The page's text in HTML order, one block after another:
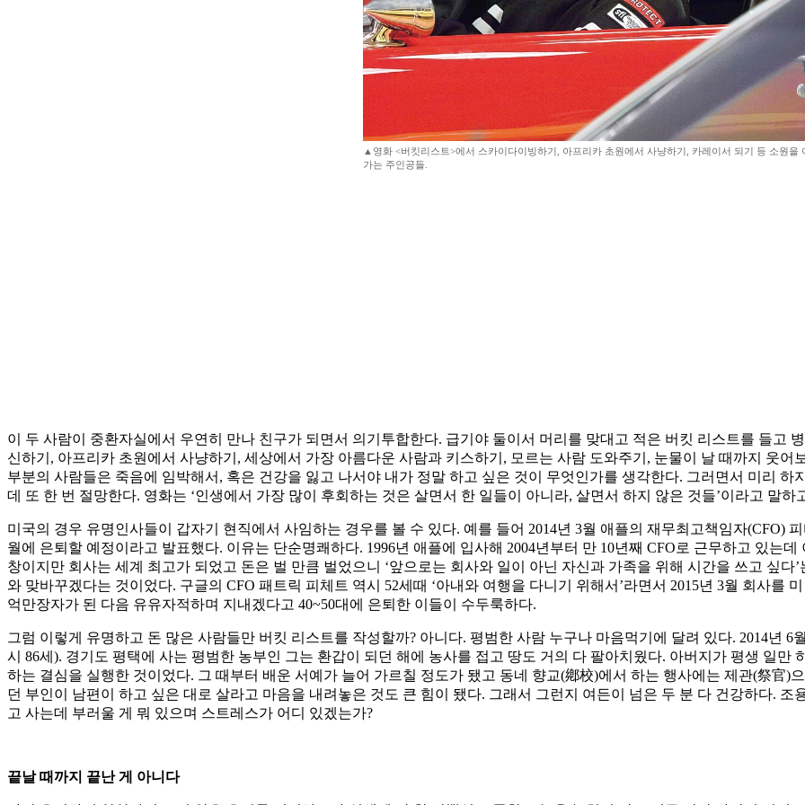
▲영화 <버킷리스트>에서 스카이다이빙하기, 아프리카 초원에서 사냥하기, 카레이서 되기 등 소원을
가는 주인공들.
이 두 사람이 중환자실에서 우연히 만나 친구가 되면서 의기투합한다. 급기야 둘이서 머리를 맞대고 적은 버킷 리스트를 들고
신하기, 아프리카 초원에서 사냥하기, 세상에서 가장 아름다운 사람과 키스하기, 모르는 사람 도와주기, 눈물이 날 때까지 웃어
부분의 사람들은 죽음에 임박해서, 혹은 건강을 잃고 나서야 내가 정말 하고 싶은 것이 무엇인가를 생각한다. 그러면서 미리
데 또 한 번 절망한다. 영화는 ‘인생에서 가장 많이 후회하는 것은 살면서 한 일들이 아니라, 살면서 하지 않은 것들’이라고 말하
미국의 경우 유명인사들이 갑자기 현직에서 사임하는 경우를 볼 수 있다. 예를 들어 2014년 3월 애플의 재무최고책임자(CFO)
월에 은퇴할 예정이라고 발표했다. 이유는 단순명쾌하다. 1996년 애플에 입사해 2004년부터 만 10년째 CFO로 근무하고 있는
창이지만 회사는 세계 최고가 되었고 돈은 벌 만큼 벌었으니 ‘앞으로는 회사와 일이 아닌 자신과 가족을 위해 시간을 쓰고 싶다
와 맞바꾸겠다는 것이었다. 구글의 CFO 패트릭 피체트 역시 52세때 ‘아내와 여행을 다니기 위해서’라면서 2015년 3월 회사를
억만장자가 된 다음 유유자적하며 지내겠다고 40~50대에 은퇴한 이들이 수두룩하다.
그럼 이렇게 유명하고 돈 많은 사람들만 버킷 리스트를 작성할까? 아니다. 평범한 사람 누구나 마음먹기에 달려 있다. 2014년
시 86세). 경기도 평택에 사는 평범한 농부인 그는 환갑이 되던 해에 농사를 접고 땅도 거의 다 팔아치웠다. 아버지가 평생 일만
하는 결심을 실행한 것이었다. 그 때부터 배운 서예가 늘어 가르칠 정도가 됐고 동네 향교(鄕校)에서 하는 행사에는 제관(祭官)
던 부인이 남편이 하고 싶은 대로 살라고 마음을 내려놓은 것도 큰 힘이 됐다. 그래서 그런지 여든이 넘은 두 분 다 건강하다.
고 사는데 부러울 게 뭐 있으며 스트레스가 어디 있겠는가?
끝날 때까지 끝난 게 아니다